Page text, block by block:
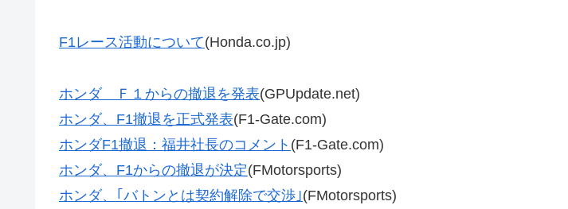
F1レース活動について(Honda.co.jp)
ホンダ Ｆ１からの撤退を発表(GPUpdate.net)
ホンダ、F1撤退を正式発表(F1-Gate.com)
ホンダF1撤退：福井社長のコメント (F1-Gate.com)
ホンダ、F1からの撤退が決定(FMotorsports)
ホンダ、｢バトンとは契約解除で交渉｣(FMotorsports)